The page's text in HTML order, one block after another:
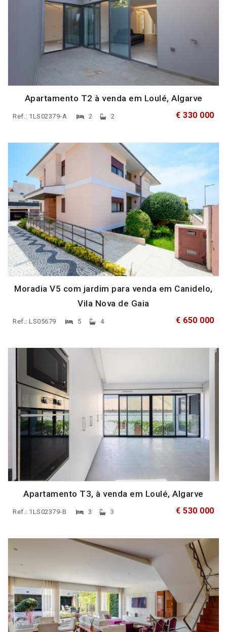
Apartamento T2 à venda em Loulé, Algarve
Ref.: 1LS02379-A 2 2 € 330 000
Moradia V5 com jardim para venda em Canidelo,
Vila Nova de Gaia
Ref.: LS05679 5 4 € 650 000
Apartamento T3, à venda em Loulé, Algarve
Ref.: 1LS02379-B 3 3 € 530 000